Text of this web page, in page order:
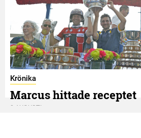
Krönika
Marcus hittade receptet
9 AUGUSTI